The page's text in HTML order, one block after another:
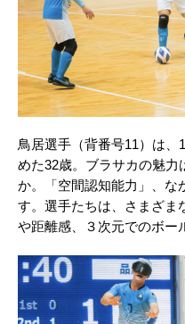
鳥居選手（背番号11）は
めた32歳。ブラサカの魅力
か。「空間認知能力」、な
す。選手たちは、さまざま
や距離感、３次元でのボー